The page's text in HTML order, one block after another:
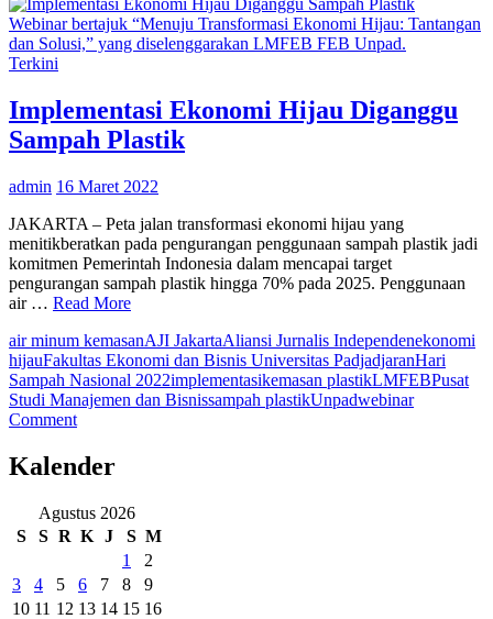
Webinar bertajuk “Menuju Transformasi Ekonomi Hijau: Tantangan
dan Solusi,” yang diselenggarakan LMFEB FEB Unpad.
Terkini
Implementasi Ekonomi Hijau Diganggu
Sampah Plastik
admin 16 Maret 2022
JAKARTA – Peta jalan transformasi ekonomi hijau yang
menitikberatkan pada pengurangan penggunaan sampah plastik jadi
komitmen Pemerintah Indonesia dalam mencapai target
pengurangan sampah plastik hingga 70% pada 2025. Penggunaan
air … Read More
air minum kemasanAJI JakartaAliansi Jurnalis Independenekonomi
hijauFakultas Ekonomi dan Bisnis Universitas PadjadjaranHari
Sampah Nasional 2022implementasikemasan plastikLMFEBPusat
Studi Manajemen dan Bisnissampah plastikUnpadwebinar
Commenton
Ekonomi
Hijau
Sampah
Plastik
Kalender
Agustus 2026
S
S R K J S M
1
2
3
4 5 6 7 8
9
10 11 12 13 14 15 16